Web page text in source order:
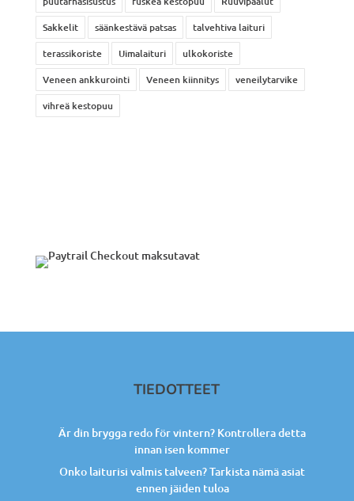
Sakkelit
säänkestävä patsas
talvehtiva laituri
terassikoriste
Uimalaituri
ulkokoriste
Veneen ankkurointi
Veneen kiinnitys
veneilytarvike
vihreä kestopuu
TIEDOTTEET
Är din brygga redo för vintern? Kontrollera detta
innan isen kommer
Onko laiturisi valmis talveen? Tarkista nämä asiat
ennen jäiden tuloa